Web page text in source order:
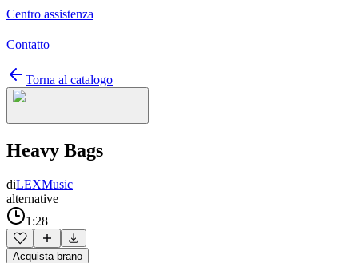
Centro assistenza
Contatto
Torna al catalogo
Heavy Bags
diLEXMusic
alternative
1:28
Acquista brano